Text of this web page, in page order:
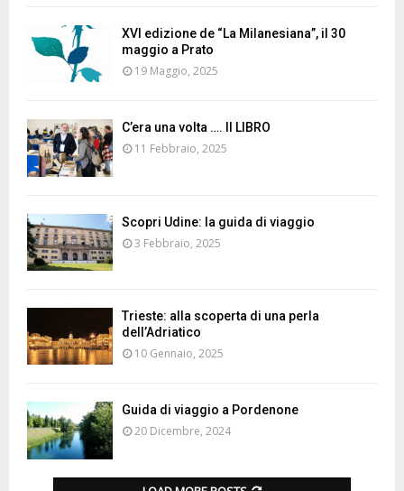
XVI edizione de “La Milanesiana”, il 30
maggio a Prato
19 Maggio, 2025
C’era una volta …. Il LIBRO
11 Febbraio, 2025
Scopri Udine: la guida di viaggio
3 Febbraio, 2025
Trieste: alla scoperta di una perla
dell’Adriatico
10 Gennaio, 2025
Guida di viaggio a Pordenone
20 Dicembre, 2024